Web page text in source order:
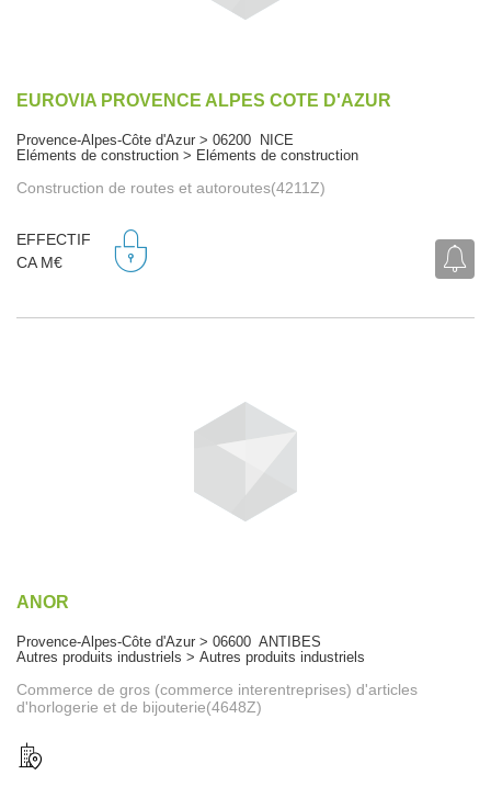
EUROVIA PROVENCE ALPES COTE D'AZUR
Provence-Alpes-Côte d'Azur > 06200 NICE
Eléments de construction > Eléments de construction
Construction de routes et autoroutes(4211Z)
EFFECTIF
CA M€
ANOR
Provence-Alpes-Côte d'Azur > 06600 ANTIBES
Autres produits industriels > Autres produits industriels
Commerce de gros (commerce interentreprises) d'articles
d'horlogerie et de bijouterie(4648Z)